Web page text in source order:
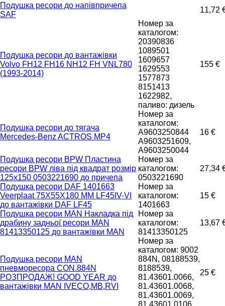
Подушка ресори до напівпричепа
SAF
11,72
Подушка ресори до вантажівки
Volvo FH12 FH16 NH12 FH VNL780
(1993-2014)
Номер за
каталогом:
20390836
1089501
1609657
1629553
1577873
8151413
1622982,
паливо: дизель
155 €
Подушка ресори до тягача
Mercedes-Benz ACTROS MP4
Номер за
каталогом:
A9603250844
A9603251609,
A9603250044
16 €
Подушка ресори BPW Пластина
ресори BPW ліва під квадрат розмір
125х150 0503221690 до причепа
Номер за
каталогом:
0503221690
27,34
Подушка ресори DAF 1401663
Veerplaat 75X55X180 MM LF45IV-VI
до вантажівки DAF LF45
Номер за
каталогом:
1401663
15 €
Подушка ресори MAN Накладка під
драбину задньої ресори MAN
81413350125 до вантажівки MAN
Номер за
каталогом:
81413350125
13,67
Подушка ресори MAN
пневморесора CON.884N
РОЗПРОДАЖ! GOOD YEAR до
вантажівки MAN IVECO,MB,RVI
Номер за
каталогом: 9002
884N, 08188539,
8188539,
81.43601.0066,
81.43601.0068,
81.43601.0069,
81.43601.0106,...
25 €